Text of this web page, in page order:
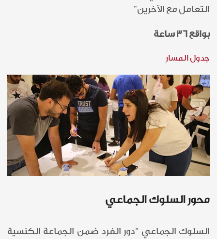
التعامل مع الآخرين”
بواقع 36 ساعة
جدول المسار
محور السلوك الجماعي
السلوك الجماعي “دور الفرد ضمن الجماعة الكنسية